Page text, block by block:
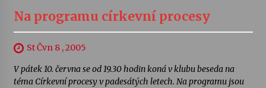
Na programu církevní procesy
St Čvn 8 , 2005
V pátek 10. června se od 19.30 hodin koná v klubu beseda na
téma Církevní procesy v padesátých letech. Na programu jsou